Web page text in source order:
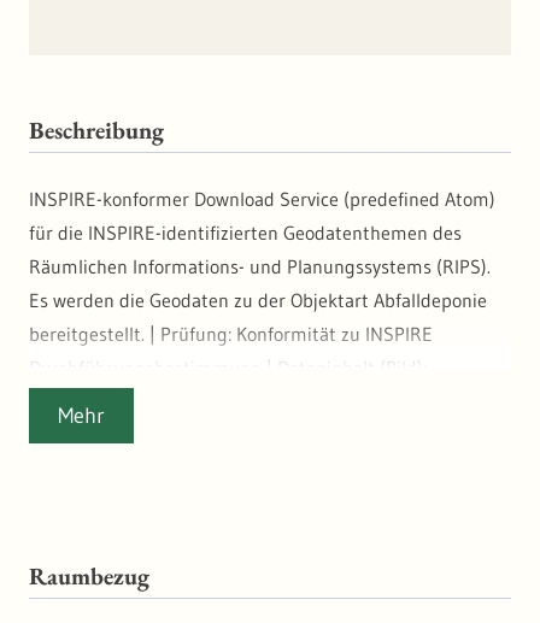
Beschreibung
INSPIRE-konformer Download Service (predefined Atom)
für die INSPIRE-identifizierten Geodatenthemen des
Räumlichen Informations- und Planungssystems (RIPS).
Es werden die Geodaten zu der Objektart Abfalldeponie
bereitgestellt. | Prüfung: Konformität zu INSPIRE
Durchführungsbestimmung | Dateninhalt (Bild):
Konformität zu INSPIRE Durchführungsbestimmung
Mehr
Raumbezug